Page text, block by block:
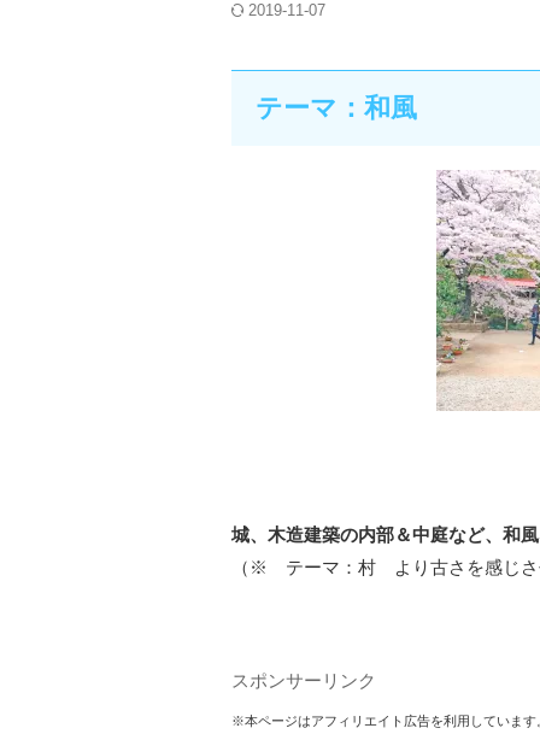
2019-11-07
テーマ：和風
城、木造建築の内部＆中庭など、和
（※ テーマ：村 より古さを感じさ
スポンサーリンク
※本ページはアフィリエイト広告を利用しています